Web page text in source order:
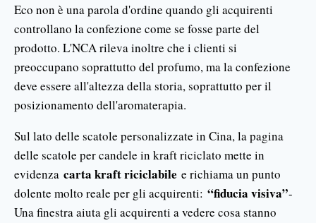
Eco non è una parola d'ordine quando gli acquirenti
controllano la confezione come se fosse parte del
prodotto. L'NCA rileva inoltre che i clienti si
preoccupano soprattutto del profumo, ma la confezione
deve essere all'altezza della storia, soprattutto per il
posizionamento dell'aromaterapia.
Sul lato delle scatole personalizzate in Cina, la pagina
delle scatole per candele in kraft riciclato mette in
evidenza carta kraft riciclabile e richiama un punto
dolente molto reale per gli acquirenti: “fiducia visiva”-
Una finestra aiuta gli acquirenti a vedere cosa stanno